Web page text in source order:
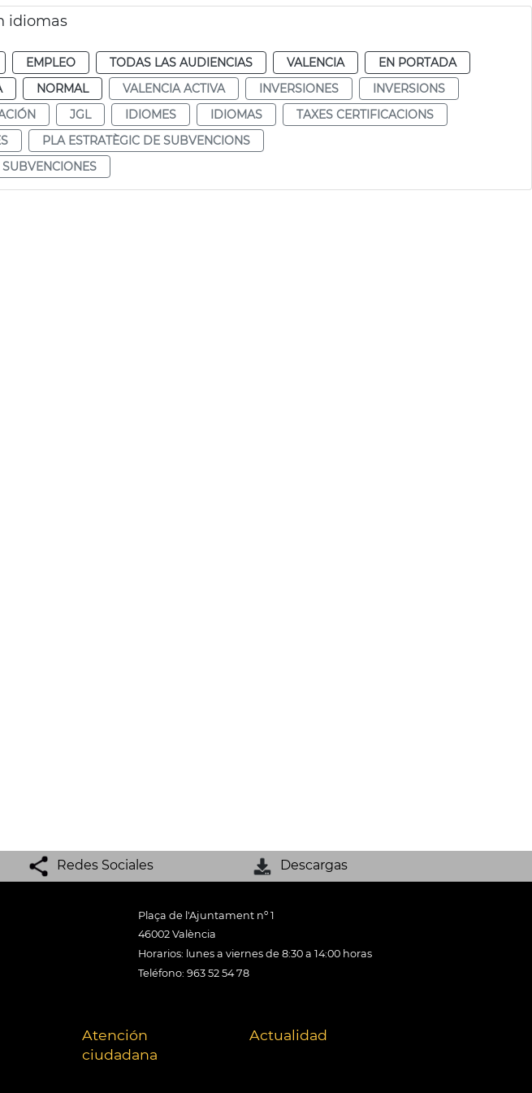
idiomas
EMPLEO TODAS LAS AUDIENCIAS VALENCIA
EN PORTADA
NORMAL VALENCIA ACTIVA INVERSIONES
INVERSIONS
JGL IDIOMES IDIOMAS
TAXES CERTIFICACIONS
PLA ESTRATÈGIC DE SUBVENCIONS
Redes Sociales Descargas
Plaça de l'Ajuntament nº 1
46002 València
Horarios: lunes a viernes de 8:30 a 14:00 horas
Teléfono: 963 52 54 78
Atención
ciudadana
Actualidad